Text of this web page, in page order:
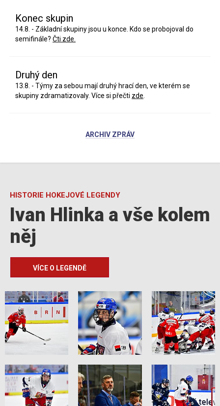
Konec skupin
14.8. - Základní skupiny jsou u konce. Kdo se probojoval do
semifinále? Čti zde.
Druhý den
13.8. - Týmy za sebou mají druhý hrací den, ve kterém se
skupiny zdramatizovaly. Více si přečti zde
ARCHIV ZPRÁV
HISTORIE HOKEJOVÉ LEGENDY
Ivan Hlinka a vše kolem
něj
VÍCE O LEGENDĚ